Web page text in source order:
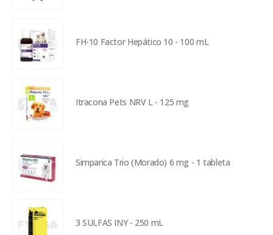
FH-10 Factor Hepático 10 - 100 mL
Itracona Pets NRV L - 125 mg
Simparica Trio (Morado) 6 mg - 1 tableta
3 SULFAS INY - 250 mL